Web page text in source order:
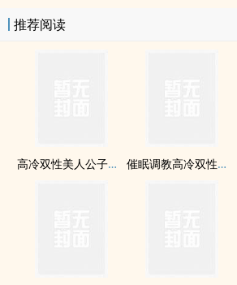
推荐阅读
高冷双性美人公子（总受np催眠道具各种play） 催眠调教高冷双性美人室友